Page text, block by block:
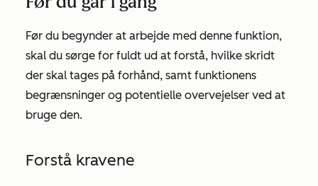
Før du begynder at arbejde med denne funktion,
skal du sørge for fuldt ud at forstå, hvilke skridt
der skal tages på forhånd, samt funktionens
begrænsninger og potentielle overvejelser ved at
bruge den.
Forstå kravene